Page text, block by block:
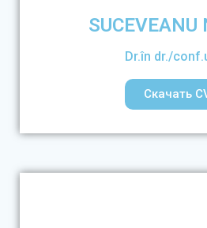
Dr.în dr./
Скачать